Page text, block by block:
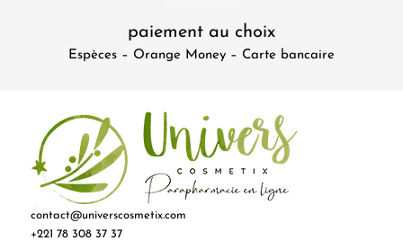
paiement au choix
Espèces – Orange Money – Carte bancaire
contact@universcosmetix.com
+221 78 308 37 37